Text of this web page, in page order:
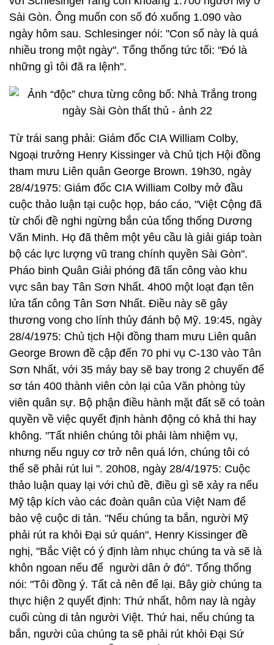
Sài Gòn. Ông muốn con số đó xuống 1.090 vào
ngày hôm sau. Schlesinger nói: "Con số này là quá
nhiều trong một ngày". Tổng thống tức tối: "Đó là
những gì tôi đã ra lệnh".
Từ trái sang phải: Giám đốc CIA William Colby,
Ngoại trưởng Henry Kissinger và Chủ tịch Hội đồng
tham mưu Liên quân George Brown. 19h30, ngày
28/4/1975: Giám đốc CIA William Colby mở đầu
cuộc thảo luận tại cuộc họp, báo cáo, "Việt Cộng đã
từ chối đề nghi ngừng bắn của tổng thống Dương
Văn Minh. Họ đã thêm một yêu cầu là giải giáp toàn
bộ các lực lượng vũ trang chính quyền Sài Gòn".
Pháo binh Quân Giải phóng đã tấn công vào khu
vực sân bay Tân Sơn Nhất. 4h00 một loạt đạn tên
lửa tấn công Tân Sơn Nhất. Điều này sẽ gây
thương vong cho lính thủy đánh bộ Mỹ. 19:45, ngày
28/4/1975: Chủ tịch Hội đồng tham mưu Liên quân
George Brown đề cập đến 70 phi vụ C-130 vào Tân
Sơn Nhất, với 35 máy bay sẽ bay trong 2 chuyến để
sơ tán 400 thành viên còn lại của Văn phòng tùy
viên quân sự. Bộ phận điều hành mặt đất sẽ có toàn
quyền về việc quyết định hành động có khả thi hay
không. "Tất nhiên chúng tôi phải làm nhiệm vụ,
nhưng nếu nguy cơ trở nên quá lớn, chúng tôi có
thể sẽ phải rút lui ". 20h08, ngày 28/4/1975: Cuộc
thảo luận quay lại với chủ đề, điều gì sẽ xảy ra nếu
Mỹ tập kích vào các đoàn quân của Việt Nam để
bảo vệ cuộc di tản. "Nếu chúng ta bắn, người Mỹ
phải rút ra khỏi Đại sứ quán", Henry Kissinger đề
nghị, "Bắc Việt có ý định làm nhục chúng ta và sẽ là
khôn ngoan nếu để người dân ở đó". Tổng thống
nói: "Tôi đồng ý. Tất cả nên để lại. Bây giờ chúng ta
thực hiện 2 quyết định: Thứ nhất, hôm nay là ngày
cuối cùng di tản người Việt. Thứ hai, nếu chúng ta
bắn, người của chúng ta sẽ phải rút khỏi Đại Sứ